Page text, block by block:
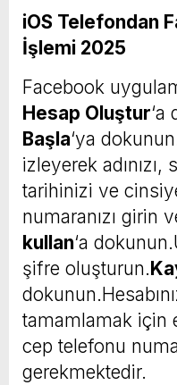
iOS Telefondan
İşlemi 2025
Facebook
Hesap Oluştur‘a
Başla‘ya
izleyerek adınızı,
tarihinizi ve
numaranızı girin
kullan‘a
şifre oluşturun.
tamamlamak için
cep telefonu
gerekmektedir.